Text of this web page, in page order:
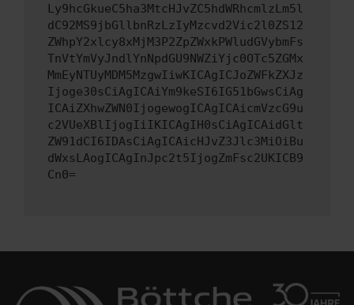
Ly9hcGkueC5ha3MtcHJvZC5hdWRhcmlzLm5l
dC92MS9jbGllbnRzLzIyMzcvd2Vic2l0ZS12
ZWhpY2xlcy8xMjM3P2ZpZWxkPWludGVybmFs
TnVtYmVyJndlYnNpdGU9NWZiYjc0OTc5ZGMx
MmEyNTUyMDM5MzgwIiwKICAgICJoZWFkZXJz
Ijoge30sCiAgICAiYm9keSI6IG51bGwsCiAg
ICAiZXhwZWN0IjogewogICAgICAicmVzcG9u
c2VUeXBlIjogIiIKICAgIH0sCiAgICAidGlt
ZW91dCI6IDAsCiAgICAicHJvZ3Jlc3MiOiBu
dWxsLAogICAgInJpc2t5IjogZmFsc2UKICB9
Cn0=